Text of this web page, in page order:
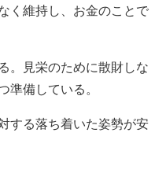
く維持し、お金のことで
。見栄のために散財しな
備している。
する落ち着いた姿勢が安